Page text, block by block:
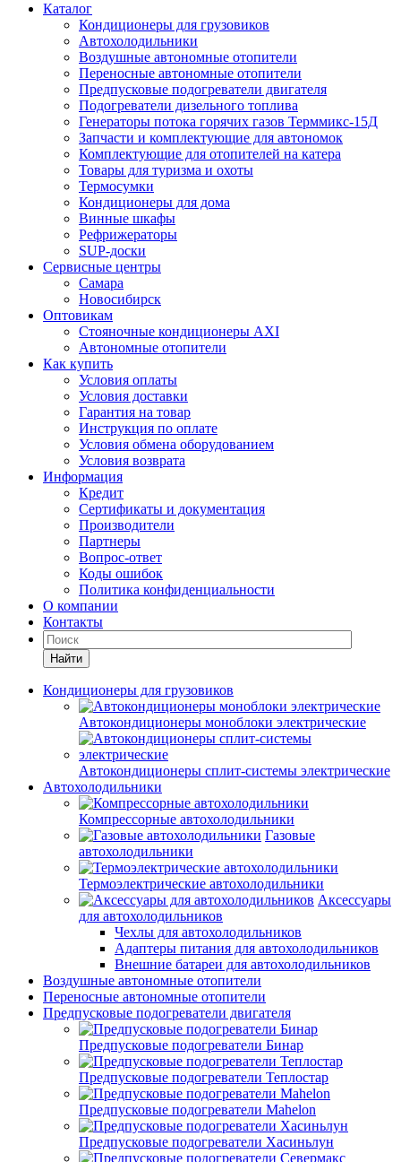
Каталог
Кондиционеры для грузовиков
Автохолодильники
Воздушные автономные отопители
Переносные автономные отопители
Предпусковые подогреватели двигателя
Подогреватели дизельного топлива
Генераторы потока горячих газов Терммикс-15Д
Запчасти и комплектующие для автономок
Комплектующие для отопителей на катера
Товары для туризма и охоты
Термосумки
Кондиционеры для дома
Винные шкафы
Рефрижераторы
SUP-доски
Сервисные центры
Самара
Новосибирск
Оптовикам
Стояночные кондиционеры AXI
Автономные отопители
Как купить
Условия оплаты
Условия доставки
Гарантия на товар
Инструкция по оплате
Условия обмена оборудованием
Условия возврата
Информация
Кредит
Сертификаты и документация
Производители
Партнеры
Вопрос-ответ
Коды ошибок
Политика конфиденциальности
О компании
Контакты
Найти
Кондиционеры для грузовиков
Автокондиционеры моноблоки электрические
Автокондиционеры сплит-системы электрические
Автохолодильники
Компрессорные автохолодильники
Газовые
автохолодильники
Термоэлектрические автохолодильники
Аксессуары
для автохолодильников
Чехлы для автохолодильников
Адаптеры питания для автохолодильников
Внешние батареи для автохолодильников
Воздушные автономные отопители
Переносные автономные отопители
Предпусковые подогреватели двигателя
Предпусковые подогреватели Бинар
Предпусковые подогреватели Теплостар
Предпусковые подогреватели Mahelon
Предпусковые подогреватели Хасиньлун